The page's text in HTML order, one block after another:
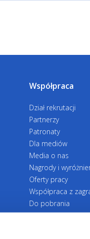
Współpraca
Dział rekrutacji
Partnerzy
Patronaty
Dla mediów
Media o nas
Nagrody i
Oferty pracy
Współpraca z
Do pobrania